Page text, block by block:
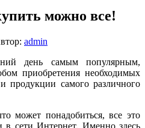
можно все!
admin
день самым популярным,
приобретения необходимых
продукции самого различного
может понадобиться, все это
в сети Интернет. Именно здесь